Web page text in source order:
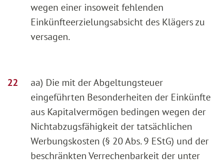
wegen einer insoweit fehlenden
Einkünfteerzielungsabsicht des Klägers zu
versagen.
aa) Die mit der Abgeltungsteuer
eingeführten Besonderheiten der Einkünfte
aus Kapitalvermögen bedingen wegen der
Nichtabzugsfähigkeit der tatsächlichen
Werbungskosten (§ 20 Abs. 9 EStG) und der
beschränkten Verrechenbarkeit der unter